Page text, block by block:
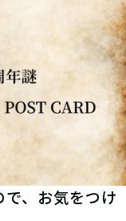
、お気をつけ